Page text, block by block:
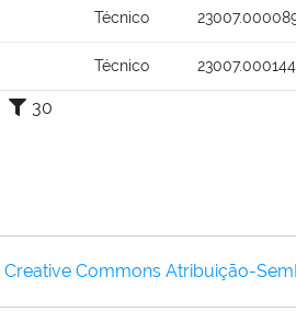
Técnico
Técnico
30
Creative Commons Atribuição-